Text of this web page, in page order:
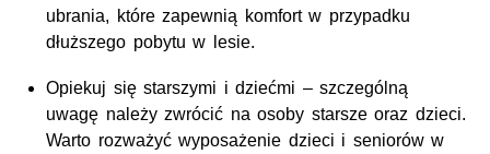
ubrania, które zapewnią komfort w przypadku
dłuższego pobytu w lesie.
Opiekuj się starszymi i dziećmi – szczególną
uwagę należy zwrócić na osoby starsze oraz dzieci.
Warto rozważyć wyposażenie dzieci i seniorów w